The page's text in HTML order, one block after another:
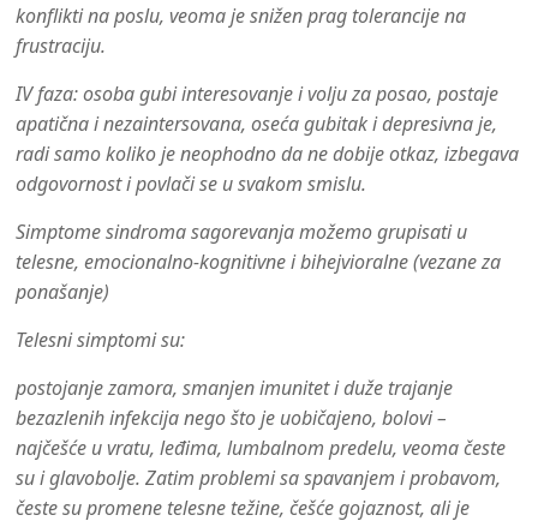
konflikti na poslu, veoma je snižen prag tolerancije na
frustraciju.
IV faza: osoba gubi interesovanje i volju za posao, postaje
apatična i nezaintersovana, oseća gubitak i depresivna je,
radi samo koliko je neophodno da ne dobije otkaz, izbegava
odgovornost i povlači se u svakom smislu.
Simptome sindroma sagorevanjamožemo grupisati u
telesne, emocionalno-kognitivne i bihejvioralne (vezane za
ponašanje)
Telesni simptomi su:
postojanje zamora, smanjen imunitet i duže trajanje
bezazlenih infekcija nego što je uobičajeno, bolovi –
najčešće u vratu, leđima, lumbalnom predelu, veoma česte
su i glavobolje. Zatim problemi sa spavanjem i probavom,
česte su promene telesne težine, češće gojaznost, ali je